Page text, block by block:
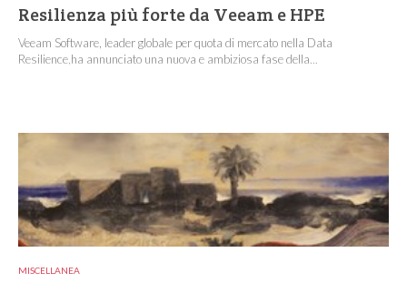
Resilienza più forte da Veeam e HPE
Veeam Software, leader globale per quota di mercato nella Data
Resilience,ha annunciato una nuova e ambiziosa fase della...
MISCELLANEA